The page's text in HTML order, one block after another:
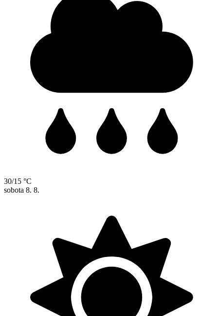
30/15 °C
sobota 8. 8.